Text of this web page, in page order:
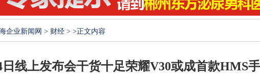
企业新闻网 > 财经 > >正文内容
日线上发布会干货十足荣耀V30或成首款HMS